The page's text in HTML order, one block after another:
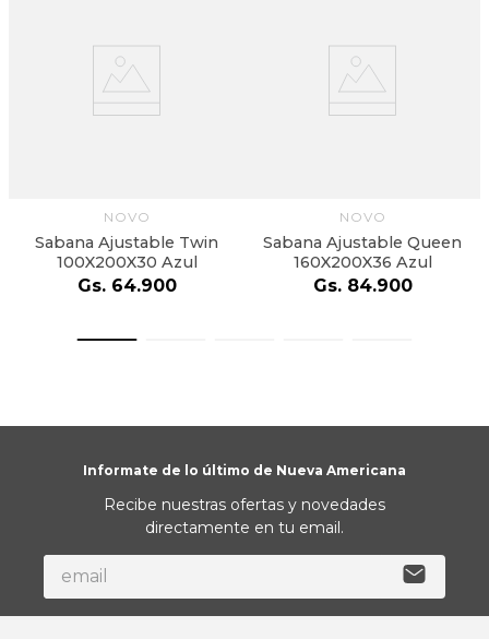
NOVO
Sabana Ajustable Twin
100X200X30 Azul
Gs. 64.900
NOVO
Sabana Ajustable Queen
160X200X36 Azul
Gs. 84.900
Informate de lo último de Nueva Americana
Recibe nuestras ofertas y novedades
directamente en tu email.